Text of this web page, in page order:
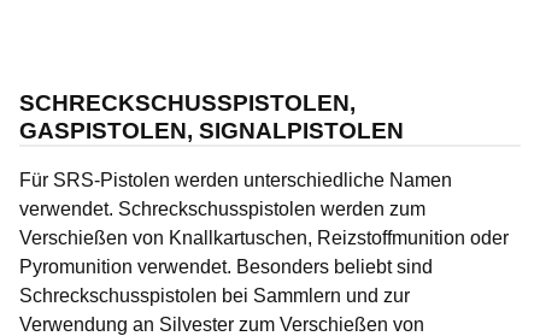
SCHRECKSCHUSSPISTOLEN,
GASPISTOLEN, SIGNALPISTOLEN
Für SRS-Pistolen werden unterschiedliche Namen
verwendet. Schreckschusspistolen werden zum
Verschießen von Knallkartuschen, Reizstoffmunition oder
Pyromunition verwendet. Besonders beliebt sind
Schreckschusspistolen bei Sammlern und zur
Verwendung an Silvester zum Verschießen von